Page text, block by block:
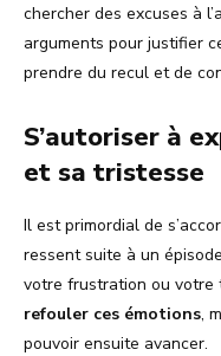
chercher des excuses à
arguments pour justifier
prendre du recul et de
S’autoriser à
et sa tristesse
Il est primordial de
ressent suite à un
votre frustration ou votre
refouler ces émotions,
pouvoir ensuite avancer.